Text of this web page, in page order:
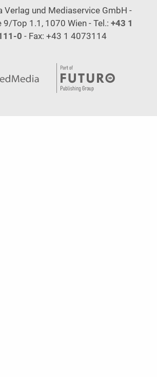
und Mediaservice GmbH -
9/Top 1.1, 1070 Wien - Tel.: +43 1
0 - Fax: +43 1 4073114